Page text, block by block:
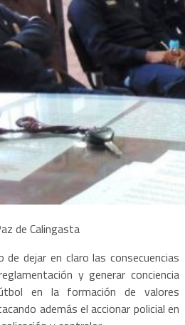
de Calingasta
dejar en claro las consecuencias
y generar conciencia
en la formación de valores
además el accionar policial en